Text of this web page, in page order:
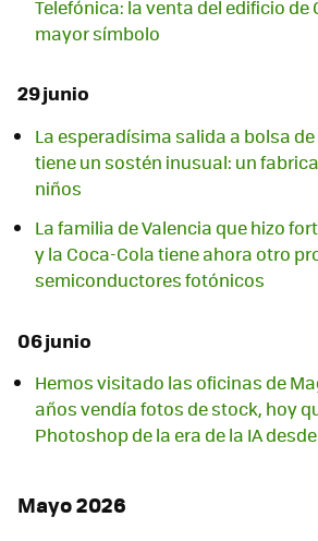
Telefónica: la venta del edificio de
mayor símbolo
29 junio
La esperadísima salida a bolsa de
tiene un sostén inusual: un
niños
La familia de Valencia que hizo
y la Coca-Cola tiene ahora otro
semiconductores fotónicos
06 junio
Hemos visitado las oficinas de
años vendía fotos de stock, hoy
Photoshop de la era de la IA
Mayo 2026